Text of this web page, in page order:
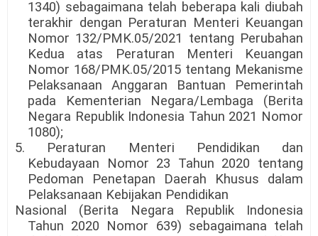
1340) sebagaimana telah beberapa kali diubah
terakhir dengan Peraturan Menteri Keuangan
Nomor 132/PMK.05/2021 tentang Perubahan
Kedua atas Peraturan Menteri Keuangan
Nomor 168/PMK.05/2015 tentang Mekanisme
Pelaksanaan Anggaran Bantuan Pemerintah
pada Kementerian Negara/Lembaga (Berita
Negara Republik Indonesia Tahun 2021 Nomor
1080);
5. Peraturan Menteri Pendidikan dan
Kebudayaan Nomor 23 Tahun 2020 tentang
Pedoman Penetapan Daerah Khusus dalam
Pelaksanaan Kebijakan Pendidikan
Nasional (Berita Negara Republik Indonesia
Tahun 2020 Nomor 639) sebagaimana telah